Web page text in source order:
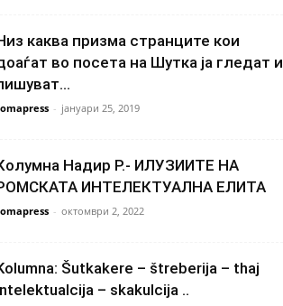
каква призма странците кои
во посета на Шутка ја гледат и
- јануари 25, 2019
Надир Р.- ИЛУЗИИТЕ НА
ИНТЕЛЕКТУАЛНА ЕЛИТА
- октомври 2, 2022
Šutkakere – štreberija – thaj
– skakulcija ..